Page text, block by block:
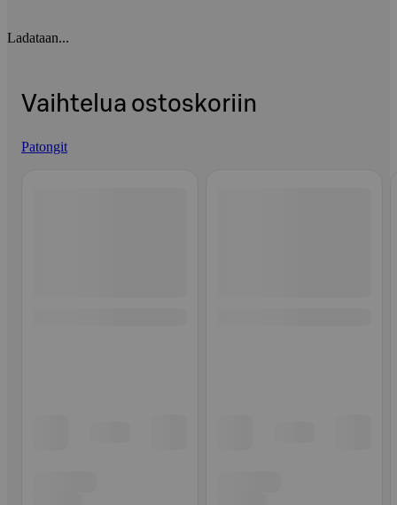
Ladataan...
Vaihtelua ostoskoriin
Patongit